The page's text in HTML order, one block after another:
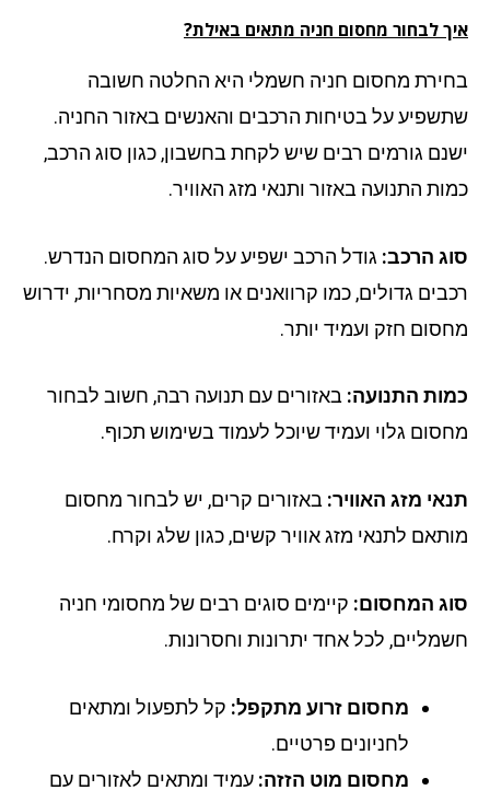
לבחור מחסום חניה מתאים באילת?
מחסום חניה חשמלי היא החלטה חשובה
על בטיחות הרכבים והאנשים באזור החניה.
גורמים רבים שיש לקחת בחשבון, כגון סוג הרכב,
התנועה באזור ותנאי מזג האוויר.
הרכב:גודל הרכב ישפיע על סוג המחסום הנדרש.
גדולים, כמו קרוואנים או משאיות מסחריות, ידרוש
חזק ועמיד יותר.
התנועה:באזורים עם תנועה רבה, חשוב לבחור
גלוי ועמיד שיוכל לעמוד בשימוש תכוף.
מזג האוויר:באזורים קרים, יש לבחור מחסום
לתנאי מזג אוויר קשים, כגון שלג וקרח.
המחסום:קיימים סוגים רבים של מחסומי חניה
לכל אחד יתרונות וחסרונות.
מחסום זרוע מתקפל:קל לתפעול ומתאים
לחניונים פרטיים.
מחסום מוט הזזה:עמיד ומתאים לאזורים עם